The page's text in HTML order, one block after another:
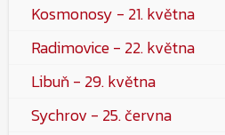
Kosmonosy - 21. května
Radimovice - 22. května
Libuň - 29. května
Sychrov - 25. června